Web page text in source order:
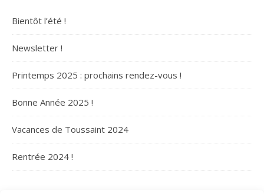
Bientôt l’été !
Newsletter !
Printemps 2025 : prochains rendez-vous !
Bonne Année 2025 !
Vacances de Toussaint 2024
Rentrée 2024 !